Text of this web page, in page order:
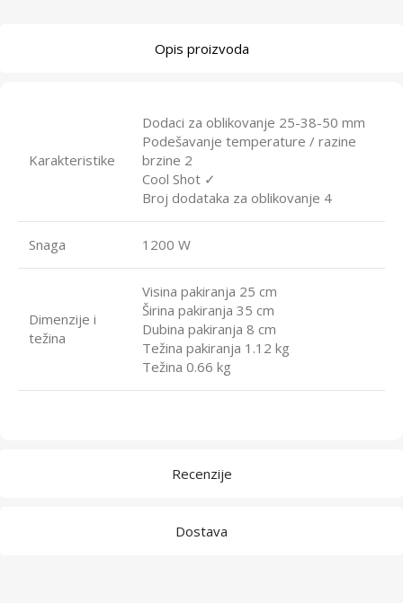
Opis proizvoda
Recenzije
Dostava
Karakteristike
Dodaci za oblikovanje 25-38-50 mm
Podešavanje temperature / razine
brzine 2
Cool Shot ✓
Broj dodataka za oblikovanje 4
Snaga 1200 W
Dimenzije i
težina
Visina pakiranja 25 cm
Širina pakiranja 35 cm
Dubina pakiranja 8 cm
Težina pakiranja 1.12 kg
Težina 0.66 kg